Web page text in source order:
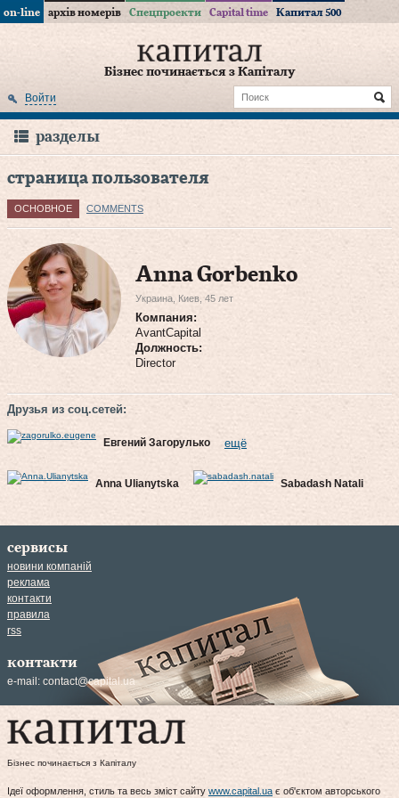
on-line архів номерів Спецпроекти Capital time Капитал 500
Бізнес починається з Капіталу
Войти
разделы
страница пользователя
ОСНОВНОЕ COMMENTS
Anna Gorbenko
Украина, Киев, 45 лет
Компания:
AvantCapital
Должность:
Director
Друзья из соц.сетей:
Евгений Загорулько
Anna Ulianytska Sabadash Natali
ещё
сервисы
новини компаній
реклама
контакти
правила
rss
контакти
e-mail: contact@capital.ua
Бізнес починається з Капіталу
Ідеї оформлення, стиль та весь зміст сайту www.capital.ua є об'єктом авторського